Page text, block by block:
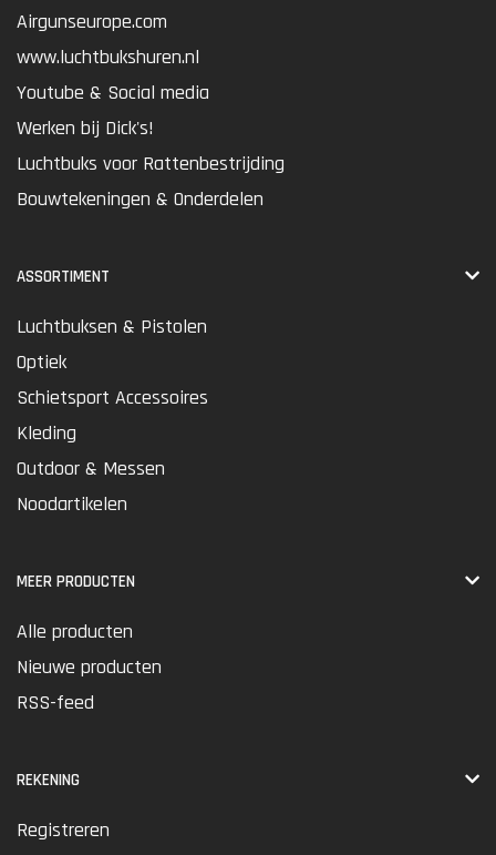
Airgunseurope.com
www.luchtbukshuren.nl
Youtube & Social media
Werken bij Dick's!
Luchtbuks voor Rattenbestrijding
Bouwtekeningen & Onderdelen
ASSORTIMENT
Luchtbuksen & Pistolen
Optiek
Schietsport Accessoires
Kleding
Outdoor & Messen
Noodartikelen
MEER PRODUCTEN
Alle producten
Nieuwe producten
RSS-feed
REKENING
Registreren